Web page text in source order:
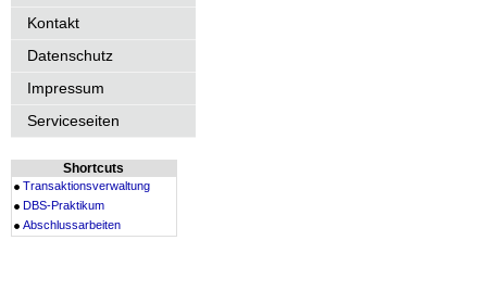
Kontakt
Datenschutz
Impressum
Serviceseiten
Shortcuts
Transaktionsverwaltung
DBS-Praktikum
Abschlussarbeiten